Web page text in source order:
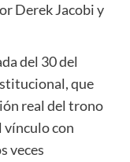
Derek Jacobi y
del 30 del
que
real del trono
vínculo con
veces